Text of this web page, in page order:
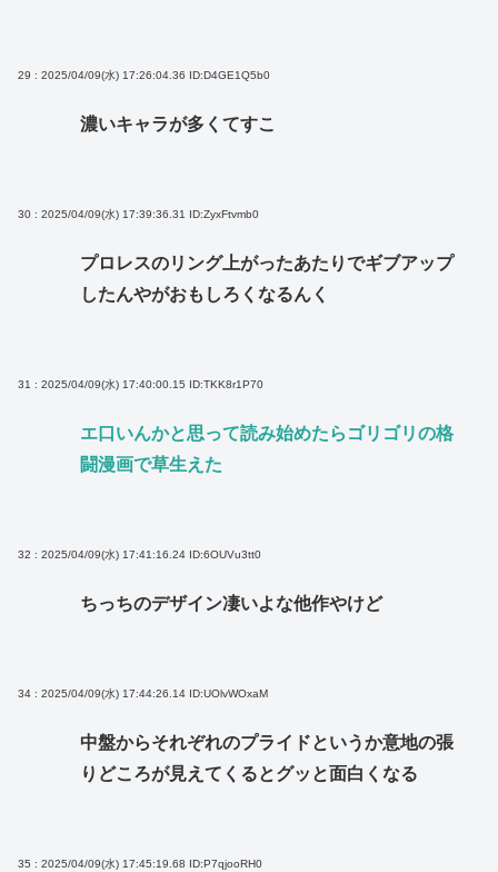
29 : 2025/04/09(水) 17:26:04.36 ID:D4GE1Q5b0
濃いキャラが多くてすこ
30 : 2025/04/09(水) 17:39:36.31 ID:ZyxFtvmb0
プロレスのリング上がったあたりでギブアップ
したんやがおもしろくなるんく
31 : 2025/04/09(水) 17:40:00.15 ID:TKK8r1P70
エ口いんかと思って読み始めたらゴリゴリの格
闘漫画で草生えた
32 : 2025/04/09(水) 17:41:16.24 ID:6OUVu3tt0
ちっちのデザイン凄いよな他作やけど
34 : 2025/04/09(水) 17:44:26.14 ID:UOlvWOxaM
中盤からそれぞれのプライドというか意地の張
りどころが見えてくるとグッと面白くなる
35 : 2025/04/09(水) 17:45:19.68 ID:P7qjooRH0